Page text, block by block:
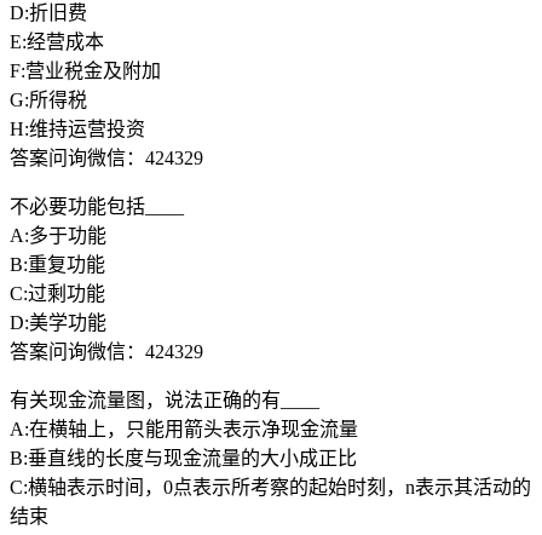
D:折旧费
E:经营成本
F:营业税金及附加
G:所得税
H:维持运营投资
答案问询微信：424329
不必要功能包括____
A:多于功能
B:重复功能
C:过剩功能
D:美学功能
答案问询微信：424329
有关现金流量图，说法正确的有____
A:在横轴上，只能用箭头表示净现金流量
B:垂直线的长度与现金流量的大小成正比
C:横轴表示时间，0点表示所考察的起始时刻，n表示其活动的
结束